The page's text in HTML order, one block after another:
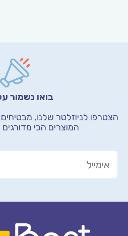
בואו נשמור
הצטרפו לניוזלטר שלנו, מבטיחים
המוצרים הכי